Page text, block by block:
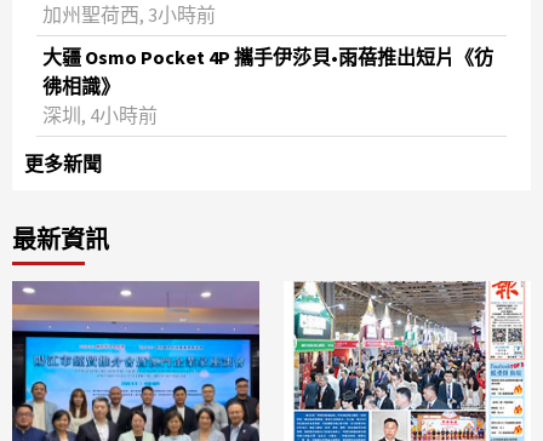
加州聖荷西, 3小時前
大疆 Osmo Pocket 4P 攜手伊莎貝•雨蓓推出短片《彷
彿相識》
深圳, 4小時前
更多新聞
最新資訊